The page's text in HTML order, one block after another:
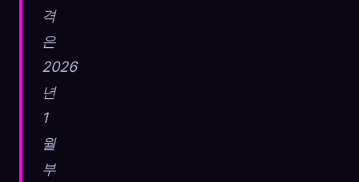
격
은
2026
년
1
월
부